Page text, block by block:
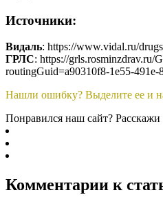
Источники:
Видаль: https://www.vidal.ru/
ГРЛС: https://grls.rosminzdrav.ru/
routingGuid=a90310f8-1e55-
Нашли ошибку? Выделите ее и
Понравился наш сайт? Расскажи
Комментарии к